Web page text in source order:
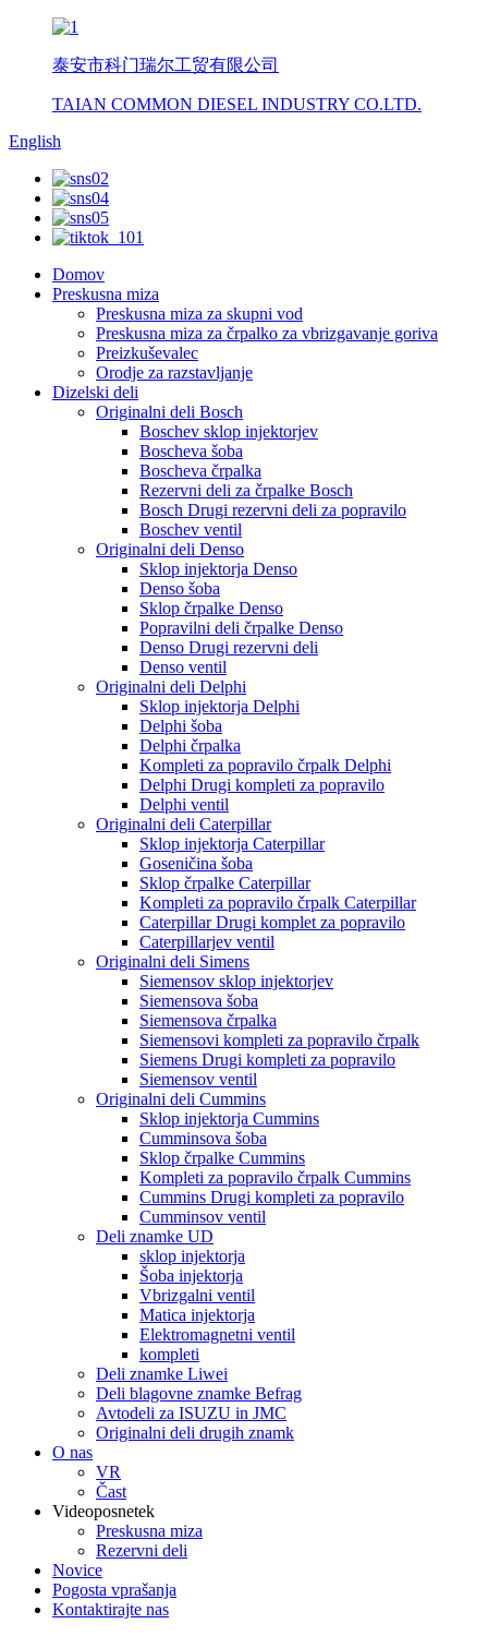
泰安市科门瑞尔工贸有限公司
TAIAN COMMON DIESEL INDUSTRY CO.LTD.
English
Domov
Preskusna miza
Preskusna miza za skupni vod
Preskusna miza za črpalko za vbrizgavanje goriva
Preizkuševalec
Orodje za razstavljanje
Dizelski deli
Originalni deli Bosch
Boschev sklop injektorjev
Boscheva šoba
Boscheva črpalka
Rezervni deli za črpalke Bosch
Bosch Drugi rezervni deli za popravilo
Boschev ventil
Originalni deli Denso
Sklop injektorja Denso
Denso šoba
Sklop črpalke Denso
Popravilni deli črpalke Denso
Denso Drugi rezervni deli
Denso ventil
Originalni deli Delphi
Sklop injektorja Delphi
Delphi šoba
Delphi črpalka
Kompleti za popravilo črpalk Delphi
Delphi Drugi kompleti za popravilo
Delphi ventil
Originalni deli Caterpillar
Sklop injektorja Caterpillar
Goseničina šoba
Sklop črpalke Caterpillar
Kompleti za popravilo črpalk Caterpillar
Caterpillar Drugi komplet za popravilo
Caterpillarjev ventil
Originalni deli Simens
Siemensov sklop injektorjev
Siemensova šoba
Siemensova črpalka
Siemensovi kompleti za popravilo črpalk
Siemens Drugi kompleti za popravilo
Siemensov ventil
Originalni deli Cummins
Sklop injektorja Cummins
Cumminsova šoba
Sklop črpalke Cummins
Kompleti za popravilo črpalk Cummins
Cummins Drugi kompleti za popravilo
Cumminsov ventil
Deli znamke UD
sklop injektorja
Šoba injektorja
Vbrizgalni ventil
Matica injektorja
Elektromagnetni ventil
kompleti
Deli znamke Liwei
Deli blagovne znamke Befrag
Avtodeli za ISUZU in JMC
Originalni deli drugih znamk
O nas
VR
Čast
Videoposnetek
Preskusna miza
Rezervni deli
Novice
Pogosta vprašanja
Kontaktirajte nas